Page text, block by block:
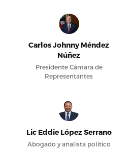
Carlos Johnny Méndez
Núñez
Presidente Cámara de
Representantes
Lic Eddie López Serrano
Abogado y analista político